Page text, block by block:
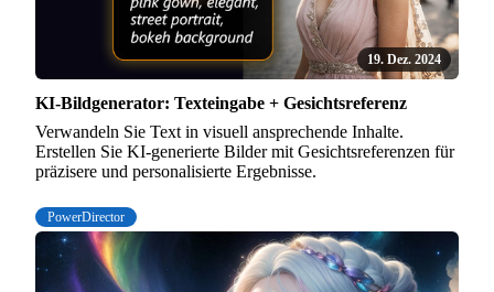
19. Dez. 2024
KI-Bildgenerator: Texteingabe + Gesichtsreferenz
Verwandeln Sie Text in visuell ansprechende Inhalte.
Erstellen Sie KI-generierte Bilder mit Gesichtsreferenzen für
präzisere und personalisierte Ergebnisse.
PowerDirector